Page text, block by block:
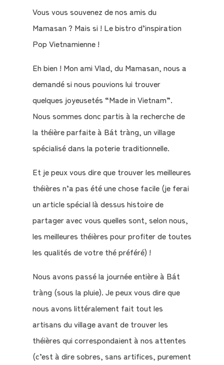
Vous vous souvenez de nos amis du
Mamasan ? Mais si ! Le bistro d’inspiration
Pop Vietnamienne !
Eh bien ! Mon ami Vlad, du Mamasan, nous a
demandé si nous pouvions lui trouver
quelques joyeusetés “Made in Vietnam”.
Nous sommes donc partis à la recherche de
la théière parfaite à Bát tràng, un village
spécialisé dans la poterie traditionnelle.
Et je peux vous dire que trouver les meilleures
théières n’a pas été une chose facile (je ferai
un article spécial là dessus histoire de
partager avec vous quelles sont, selon nous,
les meilleures théières pour profiter de toutes
les qualités de votre thé préféré) !
Nous avons passé la journée entière à Bát
tràng (sous la pluie). Je peux vous dire que
nous avons littéralement fait tout les
artisans du village avant de trouver les
théières qui correspondaient à nos attentes
(c’est à dire sobres, sans artifices, purement